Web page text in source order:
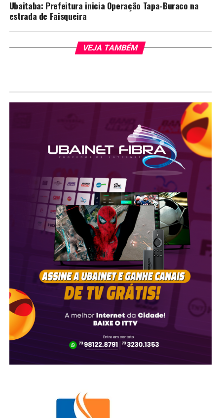
Ubaitaba: Prefeitura inicia Operação Tapa-Buraco na
estrada de Faisqueira
VEJA TAMBÉM